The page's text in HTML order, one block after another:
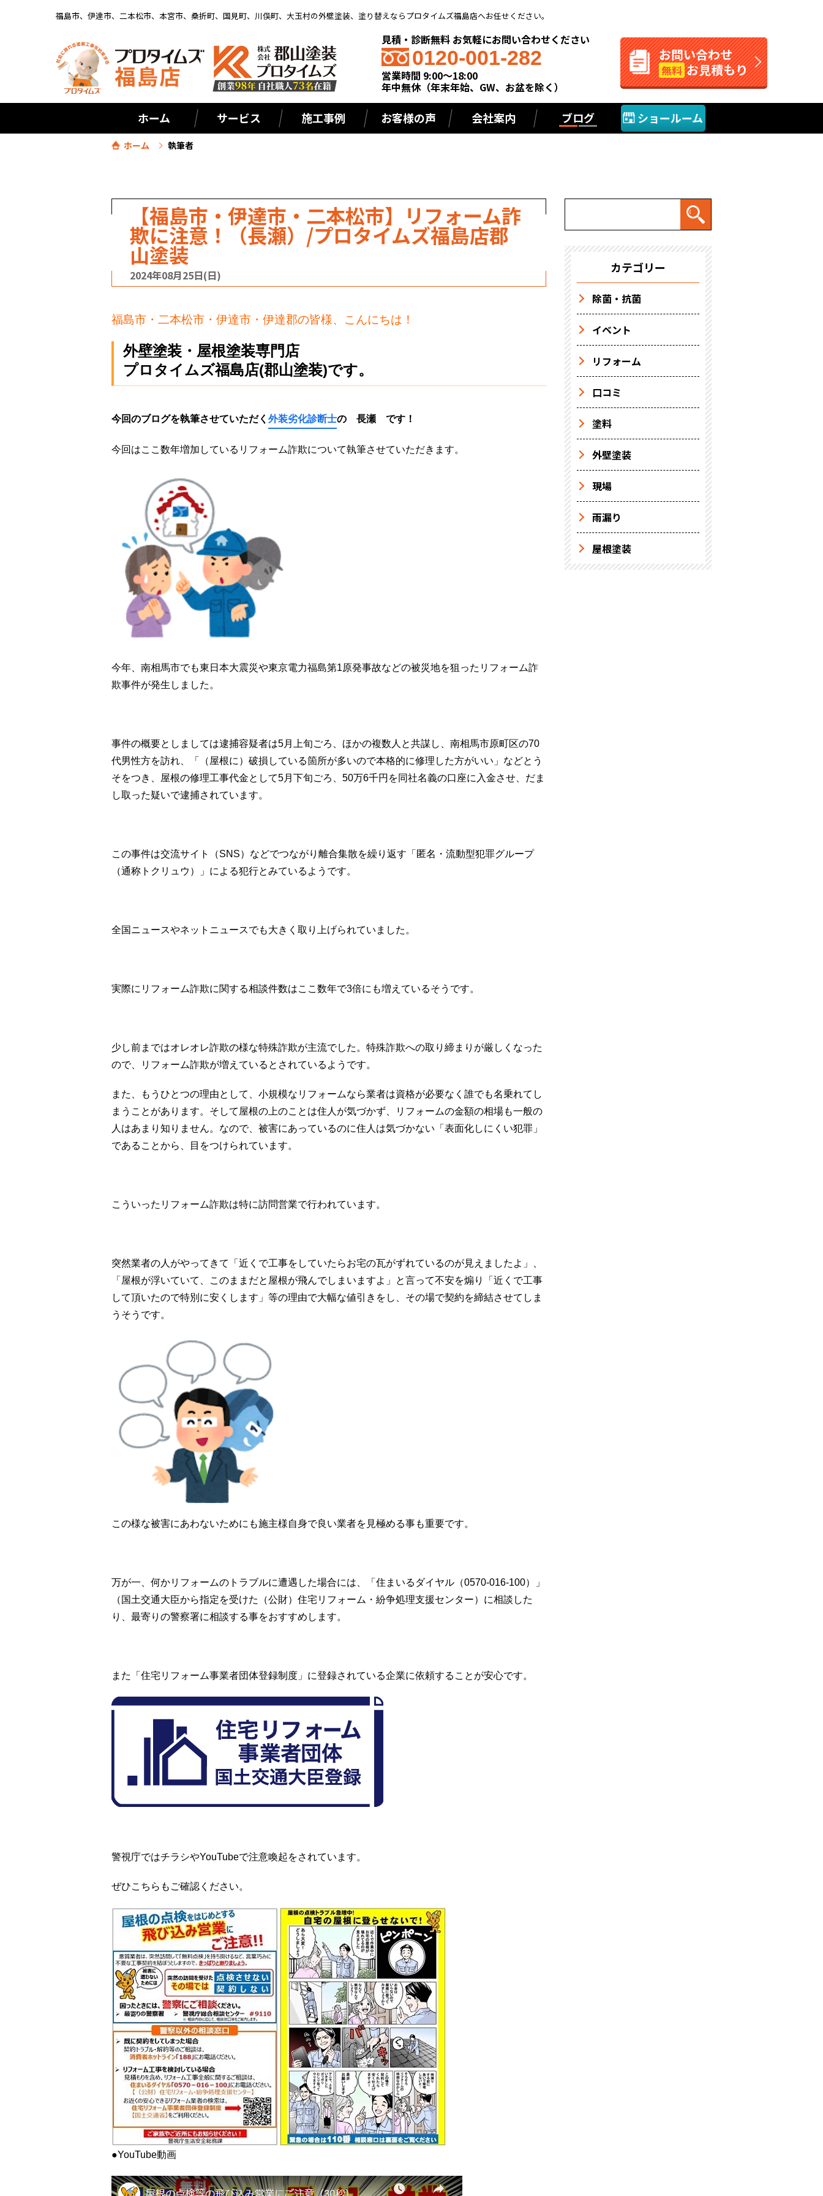
福島市、伊達市、二本松市、本宮市、桑折町、国見町、川俣町、大玉村の外壁塗装、塗り替えならプロタイムズ福島店へお任せください。
見積・診断無料 お気軽にお問い合わせください
0120-001-282
営業時間 9:00～18:00
年中無休（年末年始、GW、お盆を除く）
お問い合わせ
無料 お見積もり
ホーム サービス 施工事例 お客様の声 会社案内 ブログ ショールーム
ホーム 執筆者
【福島市・伊達市・二本松市】リフォーム詐
欺に注意！（長瀬）/プロタイムズ福島店郡
山塗装
2024年08月25日(日)
福島市・二本松市・伊達市・伊達郡の皆様、こんにちは！
外壁塗装・屋根塗装専門店
プロタイムズ福島店(郡山塗装)です。
今回のブログを執筆させていただく 外装劣化診断士の 長瀬 です！
今回はここ数年増加しているリフォーム詐欺について執筆させていただきます。
今年、南相馬市でも東日本大震災や東京電力福島第1原発事故などの被災地を狙ったリフォーム詐
欺事件が発生しました。
事件の概要としましては逮捕容疑者は5月上旬ごろ、ほかの複数人と共謀し、南相馬市原町区の70
代男性方を訪れ、「（屋根に）破損している箇所が多いので本格的に修理した方がいい」などとう
そをつき、屋根の修理工事代金として5月下旬ごろ、50万6千円を同社名義の口座に入金させ、だま
し取った疑いで逮捕されています。
この事件は交流サイト（SNS）などでつながり離合集散を繰り返す「匿名・流動型犯罪グループ
（通称トクリュウ）」による犯行とみているようです。
全国ニュースやネットニュースでも大きく取り上げられていました。
実際にリフォーム詐欺に関する相談件数はここ数年で3倍にも増えているそうです。
少し前まではオレオレ詐欺の様な特殊詐欺が主流でした。特殊詐欺への取り締まりが厳しくなった
ので、リフォーム詐欺が増えているとされているようです。
また、もうひとつの理由として、小規模なリフォームなら業者は資格が必要なく誰でも名乗れてし
まうことがあります。そして屋根の上のことは住人が気づかず、リフォームの金額の相場も一般の
人はあまり知りません。なので、被害にあっているのに住人は気づかない「表面化しにくい犯罪」
であることから、目をつけられています。
こういったリフォーム詐欺は特に訪問営業で行われています。
突然業者の人がやってきて「近くで工事をしていたらお宅の瓦がずれているのが見えましたよ」、
「屋根が浮いていて、このままだと屋根が飛んでしまいますよ」と言って不安を煽り「近くで工事
して頂いたので特別に安くします」等の理由で大幅な値引きをし、その場で契約を締結させてしま
うそうです。
この様な被害にあわないためにも施主様自身で良い業者を見極める事も重要です。
万が一、何かリフォームのトラブルに遭遇した場合には、「住まいるダイヤル（0570-016-100）」
（国土交通大臣から指定を受けた（公財）住宅リフォーム・紛争処理支援センター）に相談した
り、最寄りの警察署に相談する事をおすすめします。
また「住宅リフォーム事業者団体登録制度」に登録されている企業に依頼することが安心です。
警視庁ではチラシやYouTubeで注意喚起をされています。
ぜひこちらもご確認ください。
●YouTube動画
カテゴリー
除菌・抗菌
イベント
リフォーム
口コミ
塗料
外壁塗装
現場
雨漏り
屋根塗装